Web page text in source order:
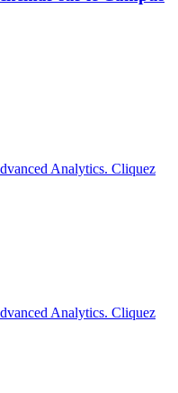
Analytics. Cliquez
Analytics. Cliquez